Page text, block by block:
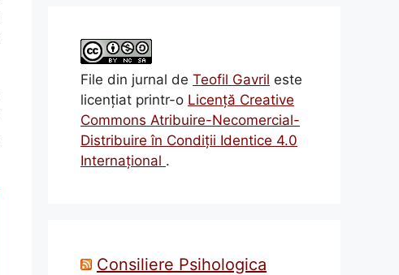
File din jurnal de Teofil Gavril este
licenţiat printr-o Licenţă Creative
Commons Atribuire-Necomercial-
Distribuire în Condiţii Identice 4.0
Internațional .
Consiliere Psihologica